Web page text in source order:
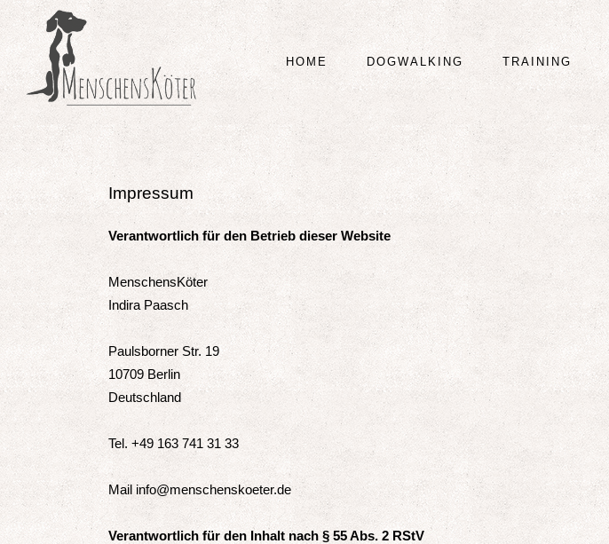
HOME DOGWALKING TRAINING
Impressum
Verantwortlich für den Betrieb dieser Website
MenschensKöter
Indira Paasch
Paulsborner Str. 19
10709 Berlin
Deutschland
Tel. +49 163 741 31 33
Mail info@menschenskoeter.de
Verantwortlich für den Inhalt nach § 55 Abs. 2 RStV